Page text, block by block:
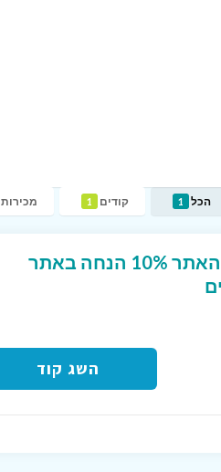
הכל 1 קודים 1 מכירות
קוד קופון בלעדי לגולשי האתר 10% הנחה באתר
השג קוד